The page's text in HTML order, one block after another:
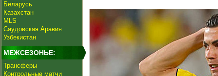
Беларусь
Казахстан
MLS
Саудовская Аравия
Узбекистан
МЕЖСЕЗОНЬЕ:
Трансферы
Контрольные матчи